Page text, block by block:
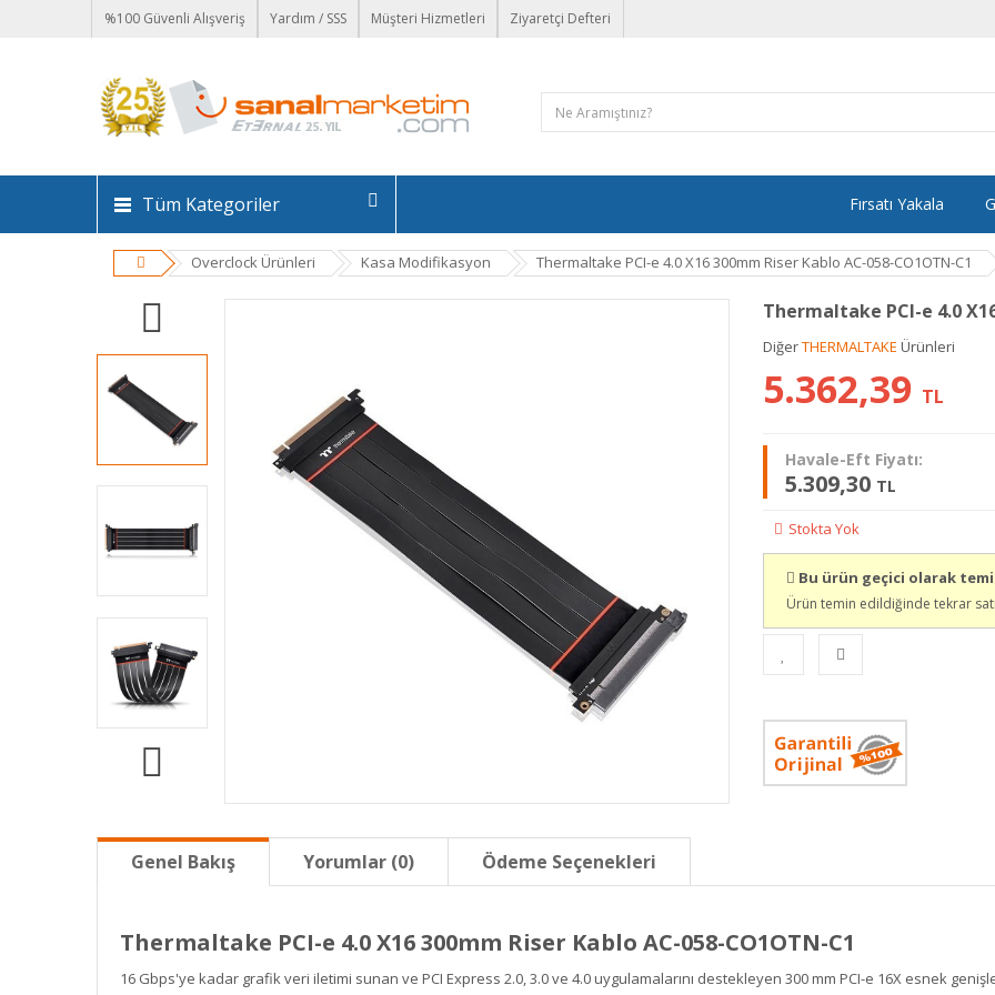
%100 Güvenli Alışveriş Yardım / SSS Müşteri Hizmetleri Ziyaretçi Defteri
Tüm Kategoriler Fırsatı Yakala
Overclock Ürünleri Kasa Modifikasyon Thermaltake PCI-e 4.0 X16 300mm Riser Kablo AC-058-CO1OTN-C1
Thermaltake PCI-e 4.0
DiğerTHERMALTAKE Ürünleri
5.362,39 TL
Havale-Eft Fiyatı:
5.309,30 TL
Stokta Yok
Bu ürün geçici olarak
Ürün temin edildiğinde tekrar
Genel Bakış Yorumlar (0) Ödeme Seçenekleri
Thermaltake PCI-e 4.0 X16 300mm Riser Kablo AC-058-CO1OTN-C1
16 Gbps'ye kadar grafik veri iletimi sunan ve PCI Express 2.0, 3.0 ve 4.0 uygulamalarını destekleyen 300 mm PCI-e 16X esnek